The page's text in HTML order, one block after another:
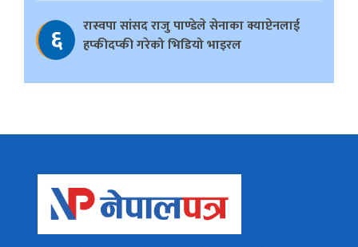
६
रास्वपा सांसद राजु पाण्डेले सेनाका क्याप्टेनलाई
हप्कीदप्की गरेको भिडियो भाइरल